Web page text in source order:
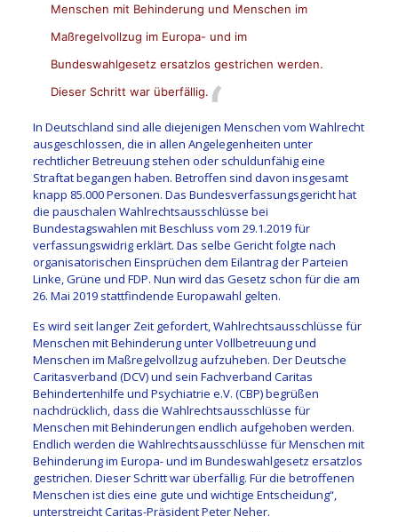
Menschen mit Behinderung und Menschen im
Maßregelvollzug im Europa- und im
Bundeswahlgesetz ersatzlos gestrichen werden.
Dieser Schritt war überfällig.
In Deutschland sind alle diejenigen Menschen vom Wahlrecht
ausgeschlossen, die in allen Angelegenheiten unter
rechtlicher Betreuung stehen oder schuldunfähig eine
Straftat begangen haben. Betroffen sind davon insgesamt
knapp 85.000 Personen. Das Bundesverfassungsgericht hat
die pauschalen Wahlrechtsausschlüsse bei
Bundestagswahlen mit Beschluss vom 29.1.2019 für
verfassungswidrig erklärt. Das selbe Gericht folgte nach
organisatorischen Einsprüchen dem Eilantrag der Parteien
Linke, Grüne und FDP. Nun wird das Gesetz schon für die am
26. Mai 2019 stattfindende Europawahl gelten.
Es wird seit langer Zeit gefordert, Wahlrechtsausschlüsse für
Menschen mit Behinderung unter Vollbetreuung und
Menschen im Maßregelvollzug aufzuheben. Der Deutsche
Caritasverband (DCV) und sein Fachverband Caritas
Behindertenhilfe und Psychiatrie e.V. (CBP) begrüßen
nachdrücklich, dass die Wahlrechtsausschlüsse für
Menschen mit Behinderungen endlich aufgehoben werden.
Endlich werden die Wahlrechtsausschlüsse für Menschen mit
Behinderung im Europa- und im Bundeswahlgesetz ersatzlos
gestrichen. Dieser Schritt war überfällig. Für die betroffenen
Menschen ist dies eine gute und wichtige Entscheidung“,
unterstreicht Caritas-Präsident Peter Neher.